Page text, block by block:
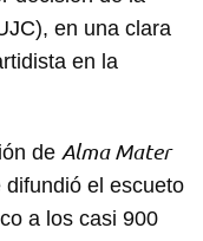
en una clara
en la
de Alma Mater
difundió el escueto
a los casi 900